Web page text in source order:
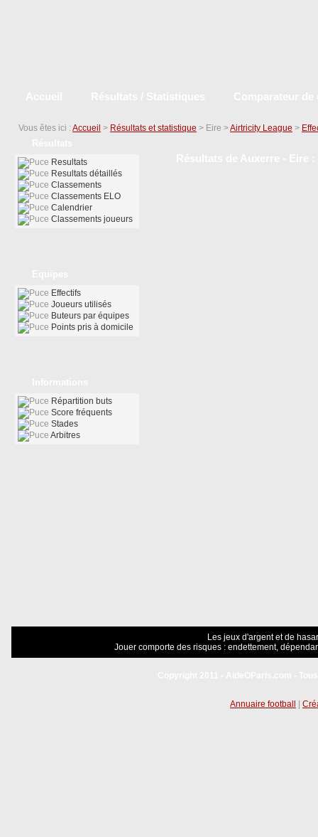
Vous êtes ici : Accueil > Résultats et statistique > Eire >Airtricity League >
Resultats
Resultats détaillés
Classements
Classements ELO
Calendrier
Classements joueurs
Effectifs
Joueurs utilisés
Buteurs par équipes
Points pris à domicile
Répartition buts
Score fréquents
Stades
Arbitres
Les jeux d'argent et de
Jouer comporte des risques : endettement,
Annuaire football